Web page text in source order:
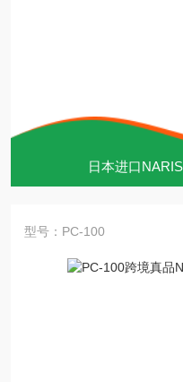
日本进口
型号：PC-100